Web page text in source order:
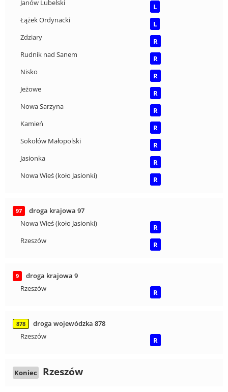
Janów Lubelski
L
Łążek Ordynacki
L
Zdziary
R
Rudnik nad Sanem
R
Nisko
R
Jeżowe
R
Nowa Sarzyna
R
Kamień
R
Sokołów Małopolski
R
Jasionka
R
Nowa Wieś (koło Jasionki)
R
97
droga krajowa 97
Nowa Wieś (koło Jasionki)
R
Rzeszów
R
9
droga krajowa 9
Rzeszów
R
878
droga wojewódzka 878
Rzeszów
R
Koniec Rzeszów